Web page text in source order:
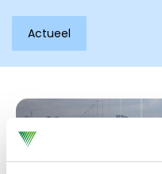
Inloggen
Actueel